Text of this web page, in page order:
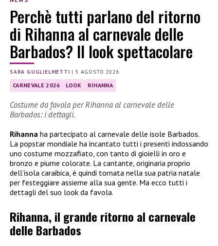
Perchè tutti parlano del ritorno
di Rihanna al carnevale delle
Barbados? Il look spettacolare
SARA GUGLIELMETTI |5 AGOSTO 2026
CARNEVALE 2026 LOOK RIHANNA
Costume da favola per Rihanna al carnevale delle
Barbados: i dettagli.
Rihanna ha partecipato al carnevale delle isole Barbados.
La popstar mondiale ha incantato tutti i presenti indossando
uno costume mozzafiato, con tanto di gioielli in oro e
bronzo e piume colorate. La cantante, originaria proprio
dell’isola caraibica, è quindi tornata nella sua patria natale
per festeggiare assieme alla sua gente. Ma ecco tutti i
dettagli del suo look da favola.
Rihanna, il grande ritorno al carnevale
delle Barbados